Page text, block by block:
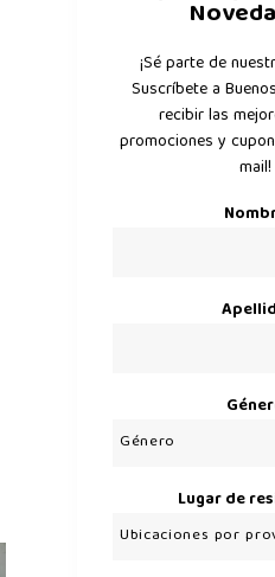
¡Sé parte de
Suscríbete a
recibir las
promociones y
mail!
Lugar de